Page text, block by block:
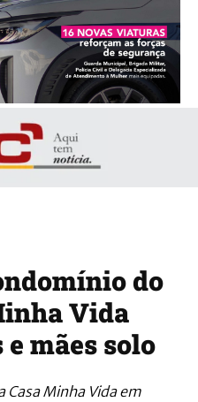
do
Vida
mães solo
Minha Vida em